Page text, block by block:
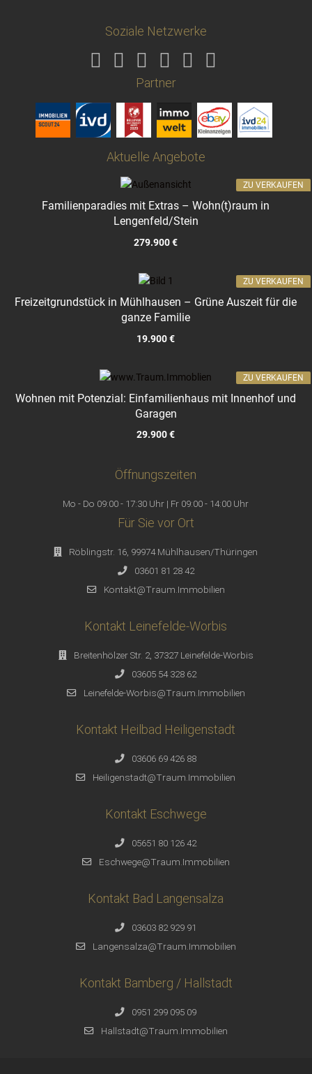
Soziale Netzwerke
Partner
Aktuelle Angebote
Familienparadies mit Extras – Wohn(t)raum in
Lengenfeld/Stein
279.900 €
ZU VERKAUFEN
Freizeitgrundstück in Mühlhausen – Grüne Auszeit für die
ganze Familie
19.900 €
ZU VERKAUFEN
Wohnen mit Potenzial: Einfamilienhaus mit Innenhof und
Garagen
29.900 €
ZU VERKAUFEN
Öffnungszeiten
Mo - Do 09:00 - 17:30 Uhr | Fr 09:00 - 14:00 Uhr
Für Sie vor Ort
Röblingstr. 16, 99974 Mühlhausen/Thüringen
03601 81 28 42
Kontakt@Traum.Immobilien
Kontakt Leinefelde-Worbis
Breitenhölzer Str. 2, 37327 Leinefelde-Worbis
03605 54 328 62
Leinefelde-Worbis@Traum.Immobilien
Kontakt Heilbad Heiligenstadt
03606 69 426 88
Heiligenstadt@Traum.Immobilien
Kontakt Eschwege
05651 80 126 42
Eschwege@Traum.Immobilien
Kontakt Bad Langensalza
03603 82 929 91
Langensalza@Traum.Immobilien
Kontakt Bamberg / Hallstadt
0951 299 095 09
Hallstadt@Traum.Immobilien